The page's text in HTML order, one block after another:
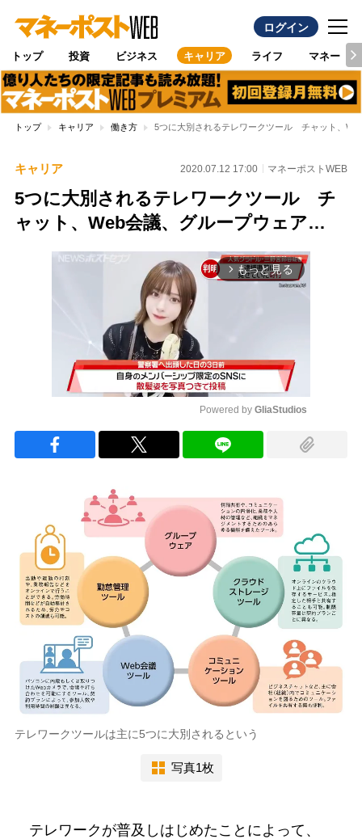
ログイン
トップ 投資 ビジネス キャリア ライフ マネー
トップ キャリア 働き方 5つに大別されるテレワークツール チャット、
キャリア 2020.07.12 17:00 マネーポストWEB
5つに大別されるテレワークツール チ
ャット、Web会議、グループウェア…
arrow_forward_ios もっと見る
Powered by GliaStudios
テレワークツールは主に5つに大別されるという
写真1枚
テレワークが普及しはじめたことによって、